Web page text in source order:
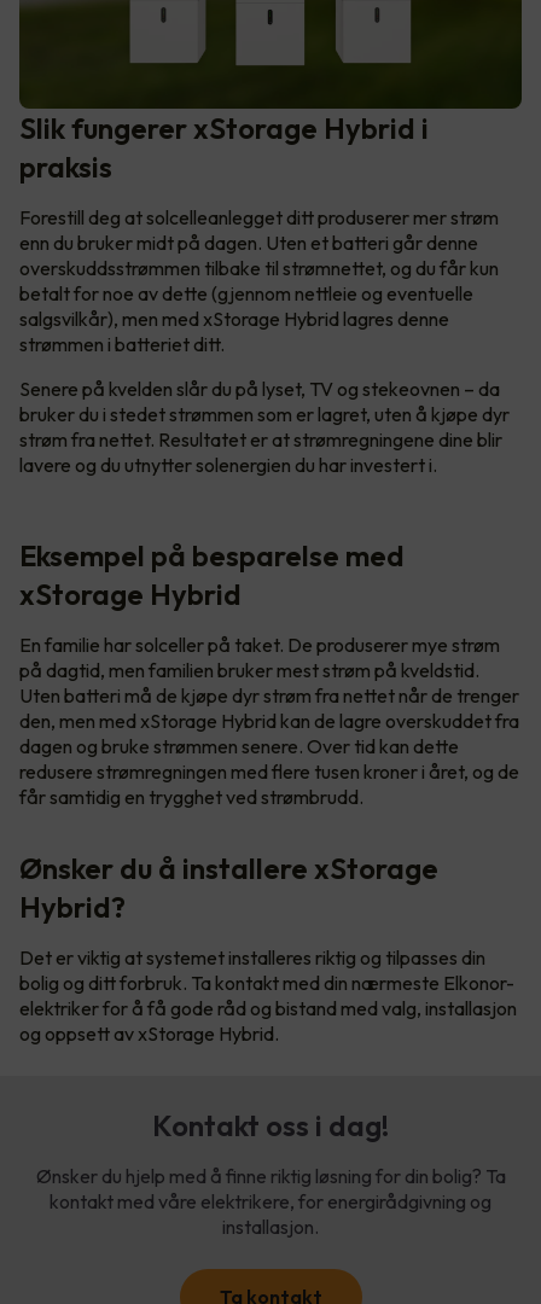
Slik fungerer xStorage Hybrid i
praksis
Forestill deg at solcelleanlegget ditt produserer mer strøm
enn du bruker midt på dagen. Uten et batteri går denne
overskuddsstrømmen tilbake til strømnettet, og du får kun
betalt for noe av dette (gjennom nettleie og eventuelle
salgsvilkår), men med xStorage Hybrid lagres denne
strømmen i batteriet ditt.
Senere på kvelden slår du på lyset, TV og stekeovnen – da
bruker du i stedet strømmen som er lagret, uten å kjøpe dyr
strøm fra nettet. Resultatet er at strømregningene dine blir
lavere og du utnytter solenergien du har investert i.
Eksempel på besparelse med
xStorage Hybrid
En familie har solceller på taket. De produserer mye strøm
på dagtid, men familien bruker mest strøm på kveldstid.
Uten batteri må de kjøpe dyr strøm fra nettet når de trenger
den, men med xStorage Hybrid kan de lagre overskuddet fra
dagen og bruke strømmen senere. Over tid kan dette
redusere strømregningen med flere tusen kroner i året, og de
får samtidig en trygghet ved strømbrudd.
Ønsker du å installere xStorage
Hybrid?
Det er viktig at systemet installeres riktig og tilpasses din
bolig og ditt forbruk. Ta kontakt med din nærmeste Elkonor-
elektriker for å få gode råd og bistand med valg, installasjon
og oppsett av xStorage Hybrid.
Kontakt oss i dag!
Ønsker du hjelp med å finne riktig løsning for din bolig? Ta
kontakt med våre elektrikere, for energirådgivning og
installasjon.
Ta kontakt